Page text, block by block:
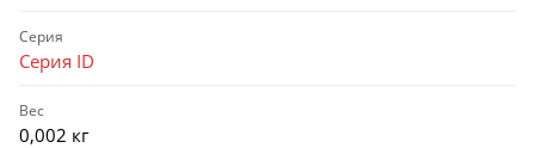
Серия
Серия ID
Вес
0,002 кг